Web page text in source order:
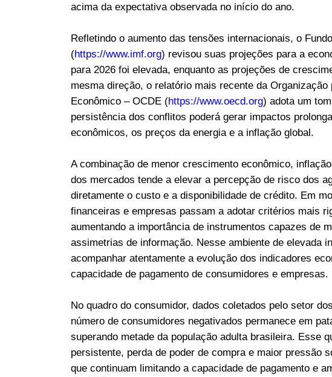
acima da expectativa observada no início do ano.
Refletindo o aumento das tensões internacionais, o
(https://www.imf.org) revisou suas projeções para a
para 2026 foi elevada, enquanto as projeções de
mesma direção, o relatório mais recente da
Econômico – OCDE (https://www.oecd.org) adota um
persistência dos conflitos poderá gerar impactos
econômicos, os preços da energia e a inflação global.
A combinação de menor crescimento econômico,
dos mercados tende a elevar a percepção de risco dos
diretamente o custo e a disponibilidade de crédito. Em
financeiras e empresas passam a adotar critérios mais
aumentando a importância de instrumentos capazes de
assimetrias de informação. Nesse ambiente de elevada
acompanhar atentamente a evolução dos indicadores
capacidade de pagamento de consumidores e empresas.
No quadro do consumidor, dados coletados pelo setor
número de consumidores negativados permanece em
superando metade da população adulta brasileira. Esse
persistente, perda de poder de compra e maior pressão
que continuam limitando a capacidade de pagamento e